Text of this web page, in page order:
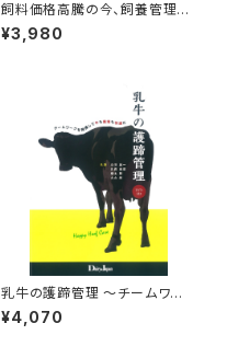
飼料価格高騰の今、飼養管理を
見直す Dairy PR
OFESSIONAL Vol.25
¥3,980
乳牛の護蹄管理 ～チームワー
クを発揮して牛も農場も快適に
～
¥4,070